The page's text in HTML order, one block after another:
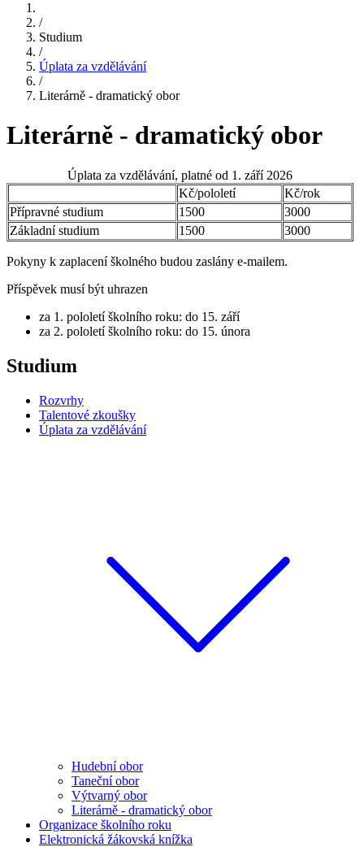
/
Studium
/
Úplata za vzdělávání
/
Literárně - dramatický obor
Literárně - dramatický obor
Úplata za vzdělávání, platné od 1. září 2026
Kč/pololetí
Kč/rok
Přípravné studium
1500
3000
Základní studium
1500 3000
Pokyny k zaplacení školného budou zaslány e-mailem.
Příspěvek musí být uhrazen
za 1. pololetí školního roku: do 15. září
za 2. pololetí školního roku: do 15. února
Studium
Rozvrhy
Talentové zkoušky
Úplata za vzdělávání
Hudební obor
Taneční obor
Výtvarný obor
Literárně - dramatický obor
Organizace školního roku
Elektronická žákovská knížka